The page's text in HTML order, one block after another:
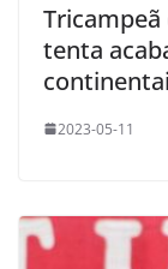
Tricampeã
tenta
2023-05-11